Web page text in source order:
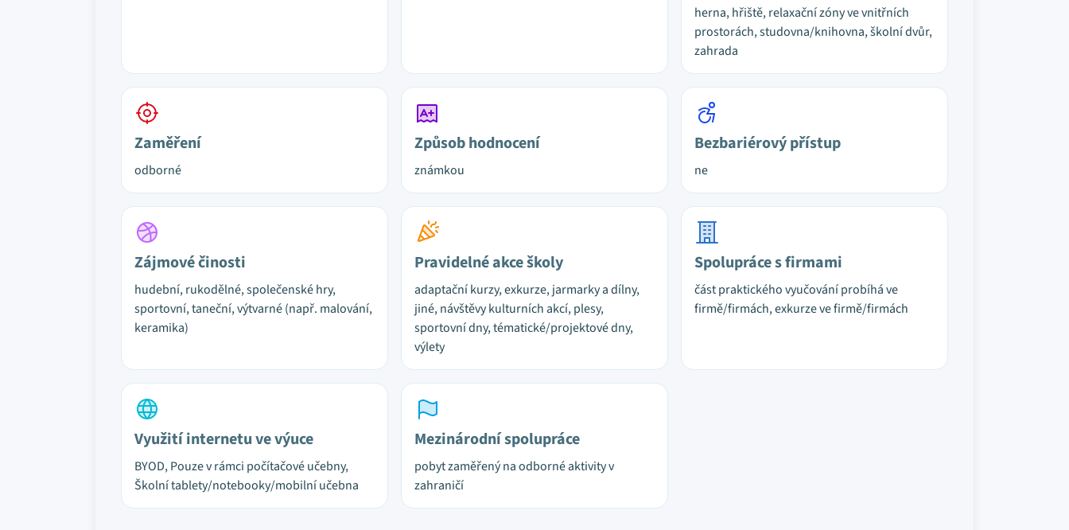
herna, hřiště, relaxační zóny ve vnitřních
prostorách, studovna/knihovna, školní dvůr,
zahrada
Zaměření
odborné
Způsob hodnocení
známkou
Bezbariérový přístup
ne
Zájmové činosti
hudební, rukodělné, společenské hry,
sportovní, taneční, výtvarné (např. malování,
keramika)
Pravidelné akce školy
adaptační kurzy, exkurze, jarmarky a dílny,
jiné, návštěvy kulturních akcí, plesy,
sportovní dny, tématické/projektové dny,
výlety
Spolupráce s firmami
část praktického vyučování probíhá ve
firmě/firmách, exkurze ve firmě/firmách
Využití internetu ve výuce
BYOD, Pouze v rámci počítačové učebny,
Školní tablety/notebooky/mobilní učebna
Mezinárodní spolupráce
pobyt zaměřený na odborné aktivity v
zahraničí